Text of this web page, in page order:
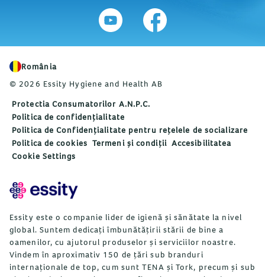
România
© 2026 Essity Hygiene and Health AB
Protectia Consumatorilor A.N.P.C.
Politica de confidențialitate
Politica de Confidențialitate pentru rețelele de socializare
Politica de cookies Termeni și condiții Accesibilitatea
Cookie Settings
Essity este o companie lider de igienă și sănătate la nivel
global. Suntem dedicați îmbunătățirii stării de bine a
oamenilor, cu ajutorul produselor și serviciilor noastre.
Vindem în aproximativ 150 de țări sub branduri
internaționale de top, cum sunt TENA și Tork, precum și sub